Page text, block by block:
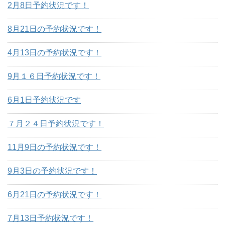
2月8日予約状況です！
8月21日の予約状況です！
4月13日の予約状況です！
9月１６日予約状況です！
6月1日予約状況です
７月２４日予約状況です！
11月9日の予約状況です！
9月3日の予約状況です！
6月21日の予約状況です！
7月13日予約状況です！